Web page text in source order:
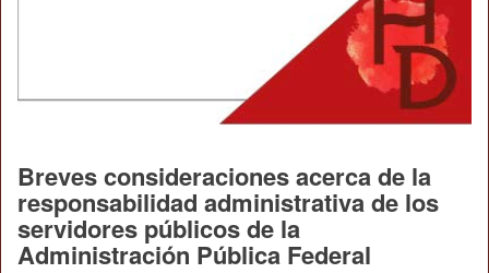
Breves consideraciones acerca de la
responsabilidad administrativa de los
servidores públicos de la
Administración Pública Federal